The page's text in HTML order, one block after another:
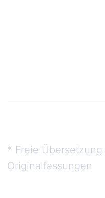
* Freie
Originalfassungen